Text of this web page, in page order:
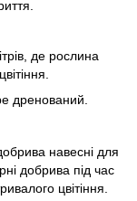
де рослина
дренований.
навесні для
добрива під час
цвітіння.